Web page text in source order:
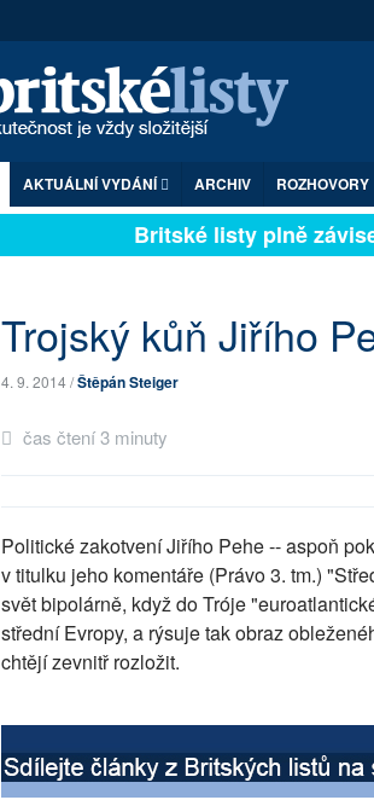
AKTUÁLNÍ VYDÁNÍ ARCHIV ROZHOVORY
Britské listy plně
Trojský kůň Jiřího
4. 9. 2014 /Štěpán Steiger
čas čtení 3 minuty
Politické zakotvení Jiřího Pehe -- aspoň
v titulku jeho komentáře (Právo 3. tm.)
svět bipolárně, když do Tróje
střední Evropy, a rýsuje tak obraz
chtějí zevnitř rozložit.